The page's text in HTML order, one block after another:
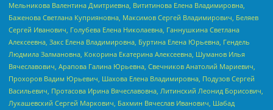
Мельникова Валентина Дмитриевна, Вититинова Елена Владимировна,
Баженова Светлана Куприяновна, Максимов Сергей Владимирович, Беляев
Сергей Иванович, Голубева Елена Николаевна, Ганнушкина Светлана
Алексеевна, Закс Елена Владимировна, Буртина Елена Юрьевна, Гендель
Людмила Залмановна, Кокорина Екатерина Алексеевна, Шуманов Илья
Вячеславович, Арапова Галина Юрьевна, Свечников Анатолий Мариевич,
Прохоров Вадим Юрьевич, Шахова Елена Владимировна, Подузов Сергей
Васильевич, Протасова Ирина Вячеславовна, Литинский Леонид Борисович,
Лукашевский Сергей Маркович, Бахмин Вячеслав Иванович, Шабад